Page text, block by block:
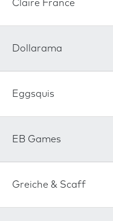
Claire France
Dollarama
Eggsquis
EB Games
Greiche & Scaff